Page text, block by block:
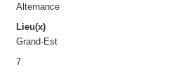
Alternance
Lieu(x)
Grand-Est
7